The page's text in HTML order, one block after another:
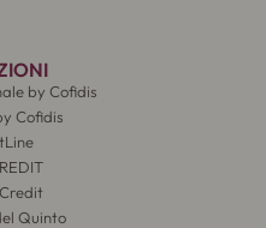
by Cofidis
Cofidis
Quinto